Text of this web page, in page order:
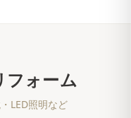
フォーム
LED照明など